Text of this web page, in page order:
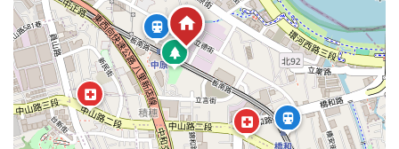
~ 樓
格局
不拘
1房